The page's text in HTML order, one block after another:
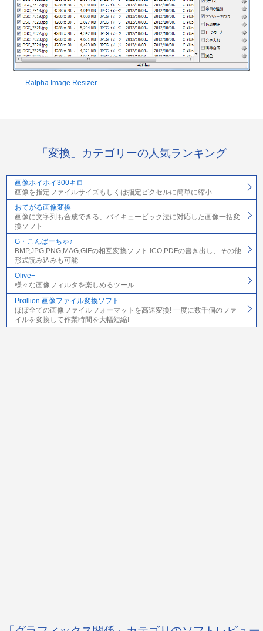
Ralpha Image Resizer
「変換」カテゴリーの人気ランキング
画像ホイホイ300キロ
画像を指定ファイルサイズもしくは指定ピクセルに簡単に縮小
おてがる画像変換
画像に文字列も合成できる、バイキュービック法に対応した画像一括変
換ソフト
G・こんばーちゃ♪
BMP,JPG,PNG,MAG,GIFの相互変換ソフト ICO,PDFの書き出し、その他
形式読み込みも可能
Olive+
様々な画像フィルタを楽しめるツール
Pixillion 画像ファイル変換ソフト
ほぼ全ての画像ファイルフォーマットを高速変換! 一度に数千個のファ
イルを変換して作業時間を大幅短縮!